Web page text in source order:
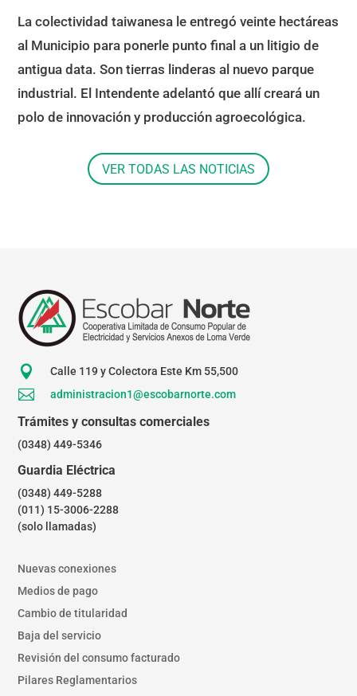
La colectividad taiwanesa le entregó veinte hectáreas
al Municipio para ponerle punto final a un litigio de
antigua data. Son tierras linderas al nuevo parque
industrial. El Intendente adelantó que allí creará un
polo de innovación y producción agroecológica.
VER TODAS LAS NOTICIAS
 Calle 119 y Colectora Este Km 55,500
 administracion1@escobarnorte.com
Trámites y consultas comerciales
(0348) 449-5346
Guardia Eléctrica
(0348) 449-5288
(011) 15-3006-2288
(solo llamadas)
Nuevas conexiones
Medios de pago
Cambio de titularidad
Baja del servicio
Revisión del consumo facturado
Pilares Reglamentarios